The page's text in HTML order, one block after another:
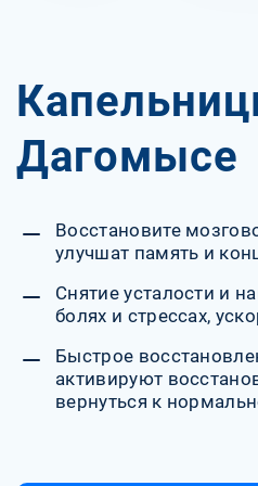
Дагомысе
Восстановите
улучшат память и
Снятие усталости и
болях и стрессах,
Быстрое
активируют
вернуться к